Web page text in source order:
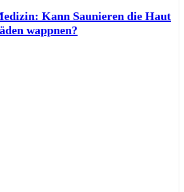
Kann Saunieren die Haut
wappnen?